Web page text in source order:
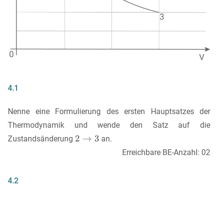
4.1
Nenne eine Formulierung des ersten Hauptsatzes der
Thermodynamik und wende den Satz auf die
Zustandsänderung
an.
Erreichbare BE-Anzahl: 02
4.2